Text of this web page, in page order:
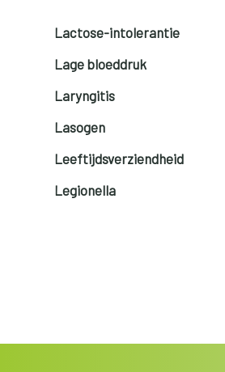
Lactose-intolerantie
Lage bloeddruk
Laryngitis
Lasogen
Leeftijdsverziendheid
Legionella